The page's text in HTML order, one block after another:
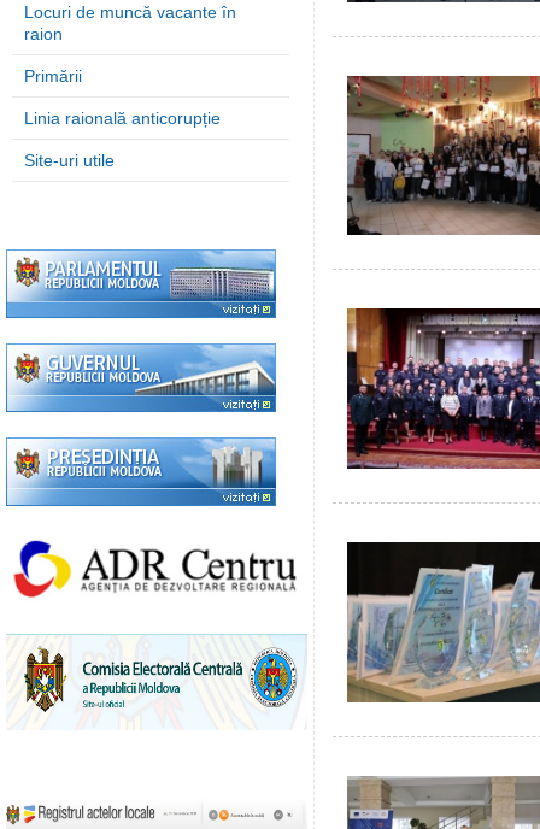
Locuri de muncă vacante în
raion
Primării
Linia raională anticorupție
Site-uri utile